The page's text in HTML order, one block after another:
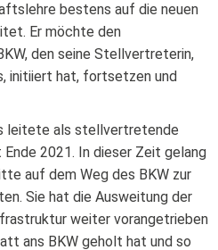
bestens auf die neuen
Er möchte den
den seine Stellvertreterin,
initiiert hat, fortsetzen und
leitete als stellvertretende
2021. In dieser Zeit gelang
auf dem Weg des BKW zur
Sie hat die Ausweitung der
weiter vorangetrieben
ans BKW geholt hat und so